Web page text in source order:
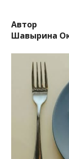
Автор
Шавырина